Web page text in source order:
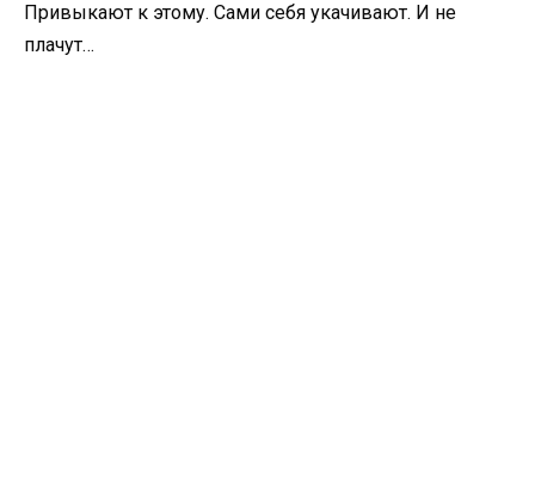
Привыкают к этому. Сами себя укачивают. И не
плачут…